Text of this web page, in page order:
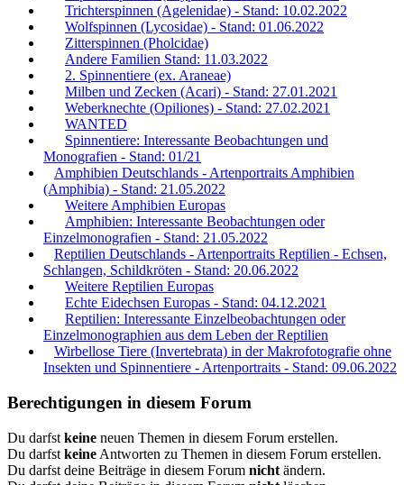
Trichterspinnen (Agelenidae) - Stand: 10.02.2022
Wolfspinnen (Lycosidae) - Stand: 01.06.2022
Zitterspinnen (Pholcidae)
Andere Familien Stand: 11.03.2022
2. Spinnentiere (ex. Araneae)
Milben und Zecken (Acari) - Stand: 27.01.2021
Weberknechte (Opiliones) - Stand: 27.02.2021
WANTED
Spinnentiere: Interessante Beobachtungen und
Monografien - Stand: 01/21
Amphibien Deutschlands - Artenportraits Amphibien
(Amphibia) - Stand: 21.05.2022
Weitere Amphibien Europas
Amphibien: Interessante Beobachtungen oder
Einzelmonografien - Stand: 21.05.2022
Reptilien Deutschlands - Artenportraits Reptilien - Echsen,
Schlangen, Schildkröten - Stand: 20.06.2022
Weitere Reptilien Europas
Echte Eidechsen Europas - Stand: 04.12.2021
Reptilien: Interessante Einzelbeobachtungen oder
Einzelmonographien aus dem Leben der Reptilien
Wirbellose Tiere (Invertebrata) in der Makrofotografie ohne
Insekten und Spinnentiere - Artenportraits - Stand: 09.06.2022
Berechtigungen in diesem Forum
Du darfst keine neuen Themen in diesem Forum erstellen.
Du darfst keine Antworten zu Themen in diesem Forum erstellen.
Du darfst deine Beiträge in diesem Forum nicht ändern.